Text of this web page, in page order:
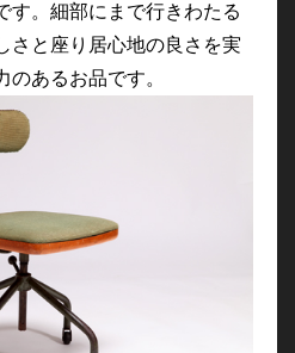
す。細部にまで行きわたる
さと座り居心地の良さを実
あるお品です。